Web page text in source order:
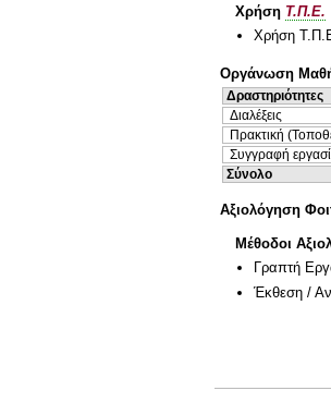
Χρήση Τ.Π.Ε.
Χρήση
Οργάνωση
Δραστηριότητες
Διαλέξεις
Πρακτική
Συγγραφή
Σύνολο
Αξιολόγηση
Μέθοδοι
Γραπτή
Έκθεση /